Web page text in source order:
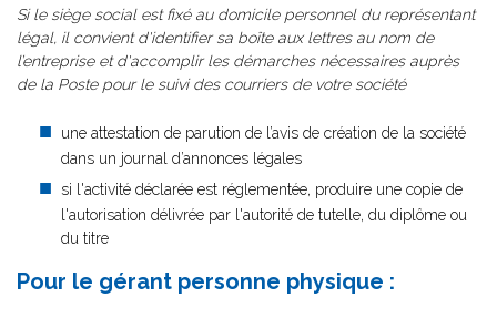
Si le siège social est fixé au domicile personnel du représentant
légal, il convient d'identifier sa boîte aux lettres au nom de
l’entreprise et d'accomplir les démarches nécessaires auprès
de la Poste pour le suivi des courriers de votre société
une attestation de parution de l’avis de création de la société
dans un journal d’annonces légales
si l'activité déclarée est réglementée, produire une copie de
l'autorisation délivrée par l'autorité de tutelle, du diplôme ou
du titre
Pour le gérant personne physique :